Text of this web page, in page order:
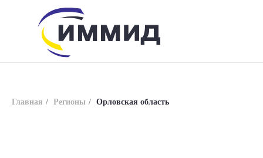
Главная / Регионы / Орловская область